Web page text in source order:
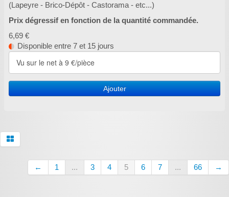
(Lapeyre - Brico-Dépôt - Castorama - etc...)
Prix dégressif en fonction de la quantité commandée.
6,69 €
Disponible entre 7 et 15 jours
Ajouter
← 1 ... 3 4 5 6 7 ... 66 →